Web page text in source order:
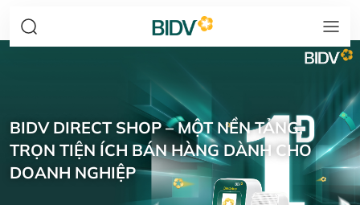
BIDV DIRECT SHOP – MỘT NỀN TẢNG,
TRỌN TIỆN ÍCH BÁN HÀNG DÀNH CHO
DOANH NGHIỆP